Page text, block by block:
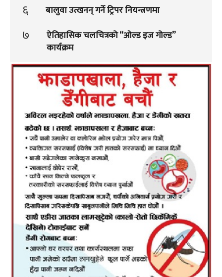
६ बालुवा उत्खनन् गर्ने ट्रिपर नियन्त्रणमा
७
ऐतिहासिक चलचित्रको “ओल्ड इज गोल्ड”
कार्यक्रम